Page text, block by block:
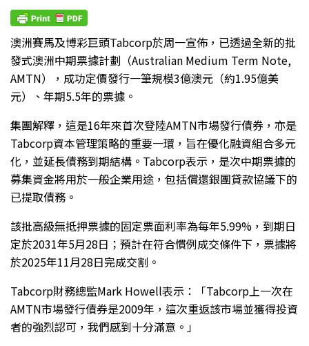
澳洲賽馬及博彩巨頭Tabcorp於周一宣佈，已透過全新的批
發式澳洲中期票據計劃（Australian Medium Term Note,
AMTN），成功定價發行一筆規模3億澳元（約1.95億美
元）、年期5.5年的票據。
集團解釋，這是16年來首次登陸AMTN市場發行債券，亦是
Tabcorp資本管理策略的重要一環，旨在優化融資組合多元
化，並延長債務到期結構。Tabcorp表示，是次中期票據的
募集資金將用於一般企業用途，包括償還銀團貸款協議下的
已提取債務。
該批高級無抵押票據的固定票面利率為每年5.99%，到期日
定於2031年5月28日；預計在符合慣例成交條件下，票據將
於2025年11月28日完成交割。
Tabcorp財務總監Mark Howell表示：「Tabcorp上一次在
AMTN市場發行債券是2009年，這次重返該市場並獲得投資
者的強烈認可，我們感到十分滿意。」